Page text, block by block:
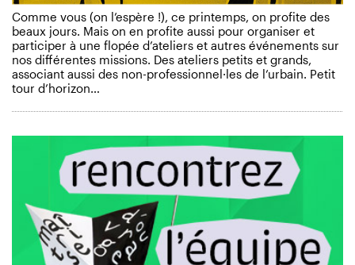
Comme vous (on l’espère !), ce printemps, on profite des
beaux jours. Mais on en profite aussi pour organiser et
participer à une flopée d’ateliers et autres événements sur
nos différentes missions. Des ateliers petits et grands,
associant aussi des non-professionnel·les de l’urbain. Petit
tour d’horizon…